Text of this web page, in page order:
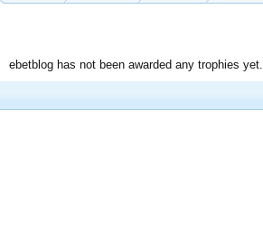
ebetblog has not been awarded any trophies yet.